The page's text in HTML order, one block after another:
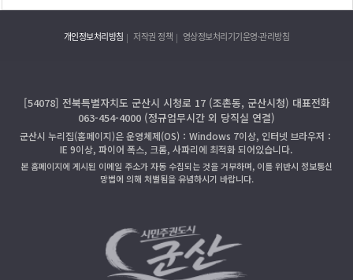
개인정보처리방침 저작권 정책 영상정보처리기기운영·관리방침
[54078] 전북특별자치도 군산시 시청로 17 (조촌동, 군산시청) 대표전화
063-454-4000 (정규업무시간 외 당직실 연결)
군산시 누리집(홈페이지)은 운영체제(OS)：Windows 7이상, 인터넷 브라우저：
IE 9이상, 파이어 폭스, 크롬, 사파리에 최적화 되어있습니다.
본 홈페이지에 게시된 이메일 주소가 자동 수집되는 것을 거부하며, 이를 위반시 정보통신
망법에 의해 처벌됨을 유념하시기 바랍니다.